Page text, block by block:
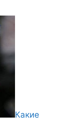
Какие